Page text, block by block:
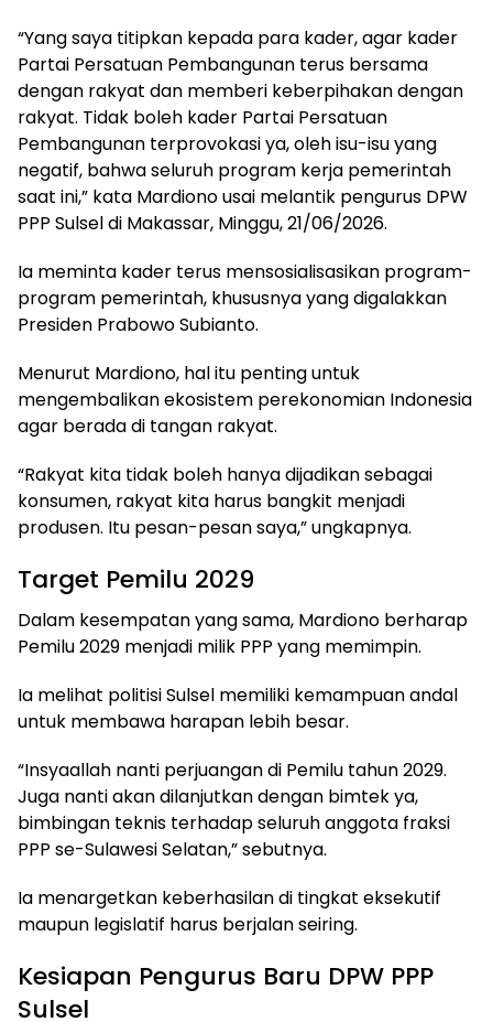
“Yang saya titipkan kepada para kader, agar kader
Partai Persatuan Pembangunan terus bersama
dengan rakyat dan memberi keberpihakan dengan
rakyat. Tidak boleh kader Partai Persatuan
Pembangunan terprovokasi ya, oleh isu-isu yang
negatif, bahwa seluruh program kerja pemerintah
saat ini,” kata Mardiono usai melantik pengurus DPW
PPP Sulsel di Makassar, Minggu, 21/06/2026.
Ia meminta kader terus mensosialisasikan program-
program pemerintah, khususnya yang digalakkan
Presiden Prabowo Subianto.
Menurut Mardiono, hal itu penting untuk
mengembalikan ekosistem perekonomian Indonesia
agar berada di tangan rakyat.
“Rakyat kita tidak boleh hanya dijadikan sebagai
konsumen, rakyat kita harus bangkit menjadi
produsen. Itu pesan-pesan saya,” ungkapnya.
Target Pemilu 2029
Dalam kesempatan yang sama, Mardiono berharap
Pemilu 2029 menjadi milik PPP yang memimpin.
Ia melihat politisi Sulsel memiliki kemampuan andal
untuk membawa harapan lebih besar.
“Insyaallah nanti perjuangan di Pemilu tahun 2029.
Juga nanti akan dilanjutkan dengan bimtek ya,
bimbingan teknis terhadap seluruh anggota fraksi
PPP se-Sulawesi Selatan,” sebutnya.
Ia menargetkan keberhasilan di tingkat eksekutif
maupun legislatif harus berjalan seiring.
Kesiapan Pengurus Baru DPW PPP
Sulsel